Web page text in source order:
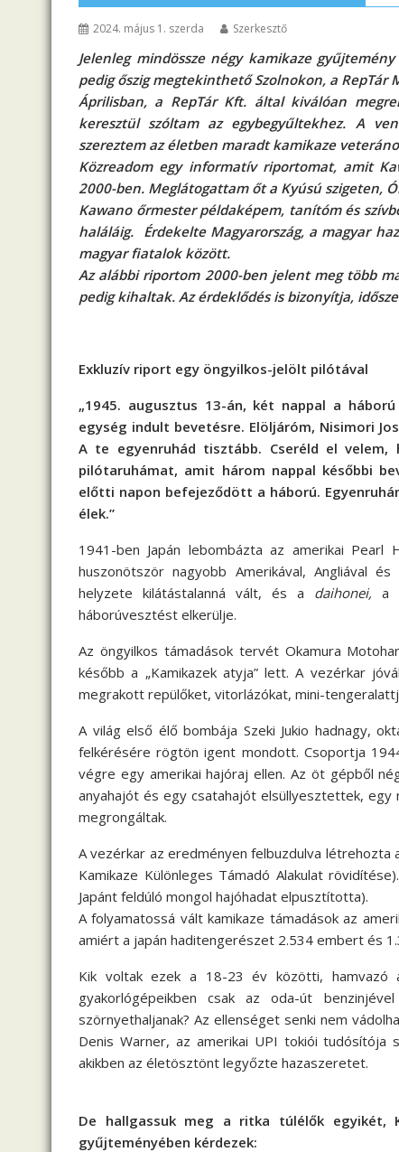
2024. május 1. szerda Szerkesztő
Jelenleg mindössze négy kamikaze
pedig őszig megtekinthető Szolnokon, a RepTár
Áprilisban, a RepTár Kft. által kiválóan
keresztül szóltam az egybegyűltekhez. A
szereztem az életben maradt kamikaze
Közreadom egy informatív riportomat, amit
2000-ben. Meglátogattam őt a Kyúsú szigeten,
Kawano őrmester példaképem, tanítóm és
haláláig. Érdekelte Magyarország, a magyar
magyar fiatalok között.
Az alábbi riportom 2000-ben jelent meg több
pedig kihaltak. Az érdeklődés is bizonyítja,
Exkluzív riport egy öngyilkos-jelölt pilótával
„1945. augusztus 13-án, két nappal a
egység indult bevetésre. Elöljáróm, Nisimori
A te egyenruhád tisztább. Cseréld el
pilótaruhámat, amit három nappal későbbi
előtti napon befejeződött a háború.
élek.”
1941-ben Japán lebombázta az amerikai
huszonötször nagyobb Amerikával, Angliával
helyzete kilátástalanná vált, és a daihonei, a
háborúvesztést elkerülje.
Az öngyilkos támadások tervét Okamura
később a „Kamikazek atyja” lett. A vezérkar
megrakott repülőket, vitorlázókat, mini-
A világ első élő bombája Szeki Jukio hadnagy,
felkérésére rögtön igent mondott. Csoportja
végre egy amerikai hajóraj ellen. Az öt gépből
anyahajót és egy csatahajót elsüllyesztettek,
megrongáltak.
A vezérkar az eredményen felbuzdulva létrehozta
Kamikaze Különleges Támadó Alakulat
Japánt feldúló mongol hajóhadat elpusztította).
A folyamatossá vált kamikaze támadások az
amiért a japán haditengerészet 2.534 embert és
Kik voltak ezek a 18-23 év közötti, hamvazó
gyakorlógépeikben csak az oda-út
szörnyethaljanak? Az ellenséget senki nem
Denis Warner, az amerikai UPI tokiói
akikben az életösztönt legyőzte hazaszeretet.
De hallgassuk meg a ritka túlélők egyikét,
gyűjteményében kérdezek: